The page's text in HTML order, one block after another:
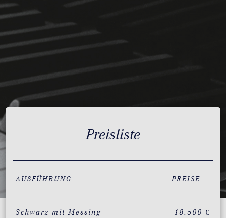
Preisliste
AUSFÜHRUNG PREISE
Schwarz mit Messing 18.500 €